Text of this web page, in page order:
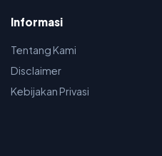
Informasi
Tentang Kami
Disclaimer
Kebijakan Privasi